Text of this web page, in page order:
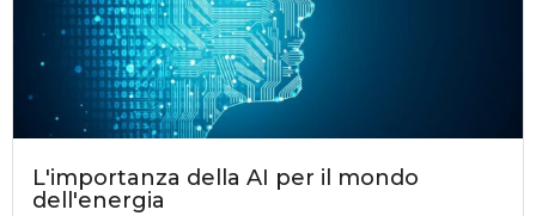
L'importanza della AI per il mondo
dell'energia